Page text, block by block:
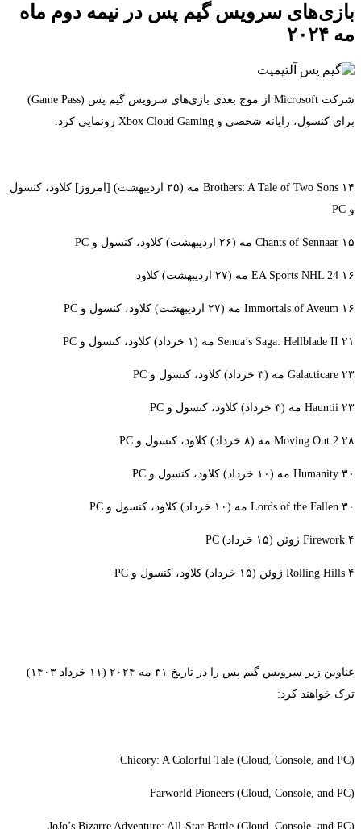
بازی‌های سرویس گیم پس در نیمه دوم ماه
مه ۲۰۲۴
شرکت Microsoft از موج بعدی بازی‌های سرویس گیم پس (Game Pass)
برای کنسول، رایانه شخصی و Xbox Cloud Gaming رونمایی کرد.
Brothers: A Tale of Two Sons ۱۴ مه (۲۵ اردیبهشت) [امروز] کلاود، کنسول
و PC
Chants of Sennaar ۱۵ مه (۲۶ اردیبهشت) کلاود، کنسول و PC
EA Sports NHL 24 ۱۶ مه (۲۷ اردیبهشت) کلاود
Immortals of Aveum ۱۶ مه (۲۷ اردیبهشت) کلاود، کنسول و PC
Senua’s Saga: Hellblade II ۲۱ مه (۱ خرداد) کلاود، کنسول و PC
Galacticare ۲۳ مه (۳ خرداد) کلاود، کنسول و PC
Hauntii ۲۳ مه (۳ خرداد) کلاود، کنسول و PC
Moving Out 2 ۲۸ مه (۸ خرداد) کلاود، کنسول و PC
Humanity ۳۰ مه (۱۰ خرداد) کلاود، کنسول و PC
Lords of the Fallen ۳۰ مه (۱۰ خرداد) کلاود، کنسول و PC
Firework ۴ ژوئن (۱۵ خرداد) PC
Rolling Hills ۴ ژوئن (۱۵ خرداد) کلاود، کنسول و PC
عناوین زیر سرویس گیم پس را در تاریخ ۳۱ مه ۲۰۲۴ (۱۱ خرداد ۱۴۰۳)
ترک خواهند کرد:
Chicory: A Colorful Tale (Cloud, Console, and PC)
Farworld Pioneers (Cloud, Console, and PC)
JoJo’s Bizarre Adventure: All-Star Battle (Cloud, Console, and PC)